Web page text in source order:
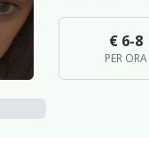
€ 6-8
PER ORA